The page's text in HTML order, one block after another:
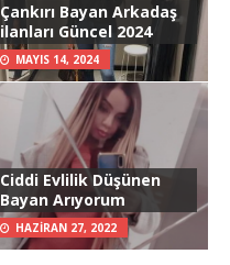
Çankırı Bayan Arkadaş
ilanları Güncel 2024
MAYIS 14, 2024
Ciddi Evlilik Düşünen
Bayan Arıyorum
HAZIRAN 27, 2022